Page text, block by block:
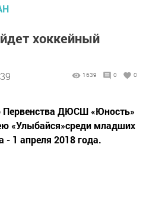
хоккейный
1639 0 0
Первенства ДЮСШ «Юность»
«Улыбайся»среди младших
1 апреля 2018 года.